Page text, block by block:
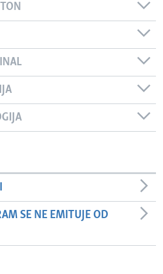
SE NE EMITUJE OD